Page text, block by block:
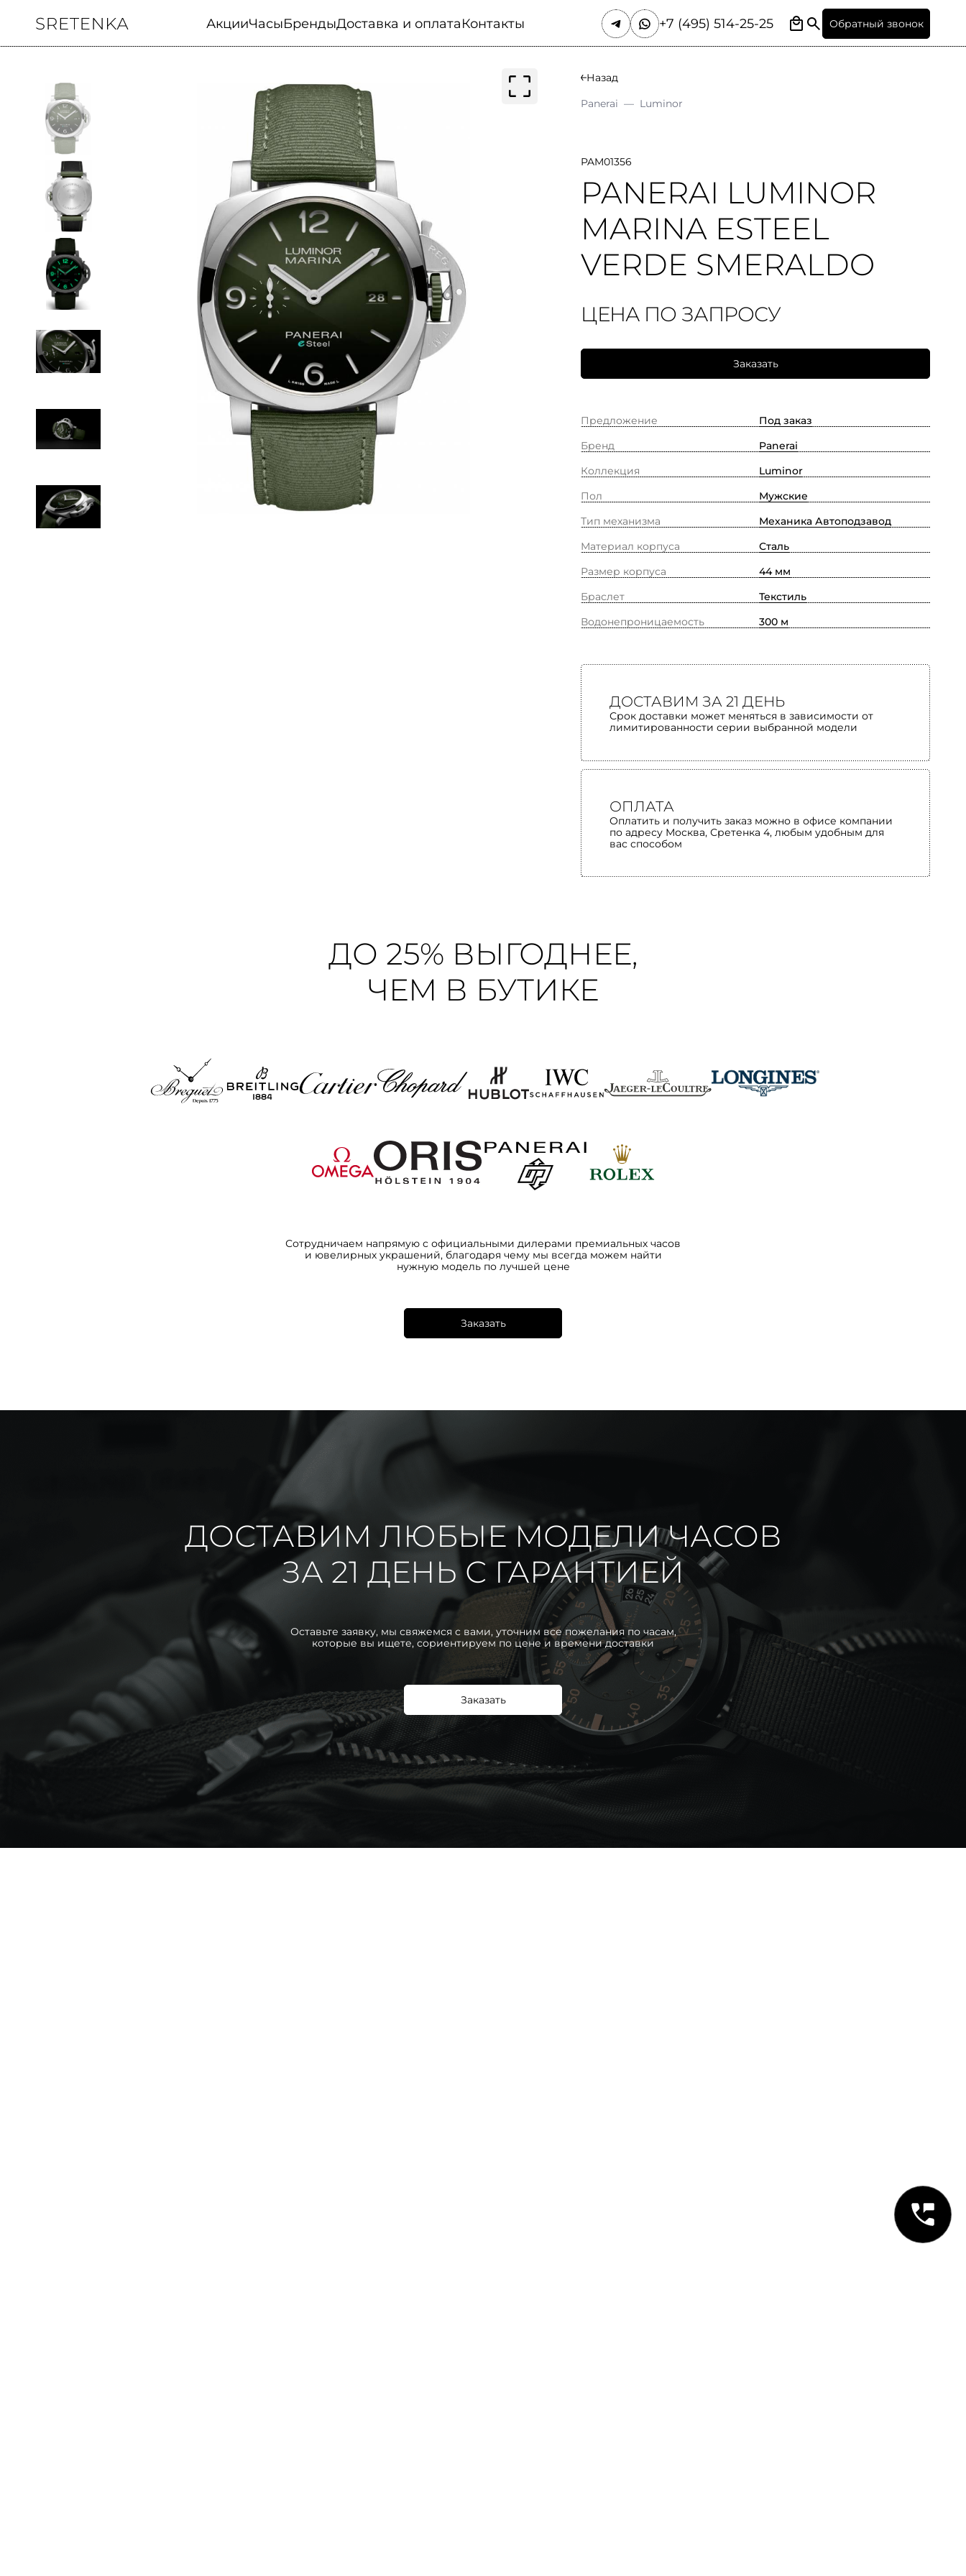
АкцииЧасыБрендыДоставка и оплатаКонтакты +7 (495) 514-25-25 Обратный звонок
Назад
Panerai — Luminor
PAM01356
PANERAI LUMINOR
MARINA ESTEEL
VERDE SMERALDO
ЦЕНА ПО ЗАПРОСУ
Заказать
Предложение
Под заказ
Бренд
Panerai
Коллекция
Luminor
Пол
Мужские
Тип механизма
Механика Автоподзавод
Материал корпуса
Сталь
Размер корпуса
44 мм
Браслет
Текстиль
Водонепроницаемость
300 м
ДОСТАВИМ ЗА 21 ДЕНЬ
Срок доставки может меняться в зависимости от
лимитированности серии выбранной модели
ОПЛАТА
Оплатить и получить заказ можно в офисе компании
по адресу Москва, Сретенка 4, любым удобным для
вас способом
ДО 25% ВЫГОДНЕЕ,
ЧЕМ В БУТИКЕ
Сотрудничаем напрямую с официальными дилерами премиальных часов
и ювелирных украшений, благодаря чему мы всегда можем найти
нужную модель по лучшей цене
Заказать
ДОСТАВИМ ЛЮБЫЕ МОДЕЛИ ЧАСОВ
ЗА 21 ДЕНЬ С ГАРАНТИЕЙ
Оставьте заявку, мы свяжемся с вами, уточним все пожелания по часам,
которые вы ищете, сориентируем по цене и времени доставки
Заказать